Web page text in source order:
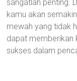
sangatlah penting.
kamu akan
mewah yang tidak
dapat memberikan
sukses dalam